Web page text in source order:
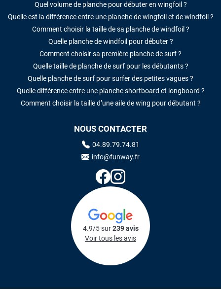
Quel volume de planche pour débuter en wingfoil ?
Quelle est la différence entre une planche de wingfoil et de windfoil ?
Comment choisir la taille de sa planche de windfoil ?
Quelle planche de windfoil pour débuter ?
Comment choisir sa première planche de surf ?
Quelle taille de planche de surf pour les débutants ?
Quelle planche de surf pour surfer des petites vagues ?
Quelle différence entre une planche shortboard et longboard ?
Comment choisir la taille d’une aile de wing pour débutant ?
NOUS CONTACTER
04.89.79.74.81
info@funway.fr
4.9/5 sur239 avis
Voir tous les avis